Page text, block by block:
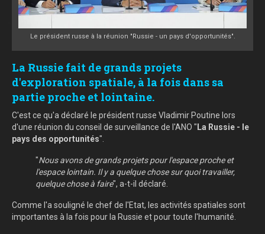
Le président russe à la réunion "Russie - un pays d'opportunités".
La Russie fait de grands projets
d'exploration spatiale, à la fois dans sa
partie proche et lointaine.
C'est ce qu'a déclaré le président russe Vladimir Poutine lors
d'une réunion du conseil de surveillance de l'ANO " La Russie - le
pays des opportunités".
"Nous avons de grands projets pour l'espace proche et
l'espace lointain. Il y a quelque chose sur quoi travailler,
quelque chose à faire", a-t-il déclaré.
Comme l'a souligné le chef de l'Etat, les activités spatiales sont
importantes à la fois pour la Russie et pour toute l'humanité.